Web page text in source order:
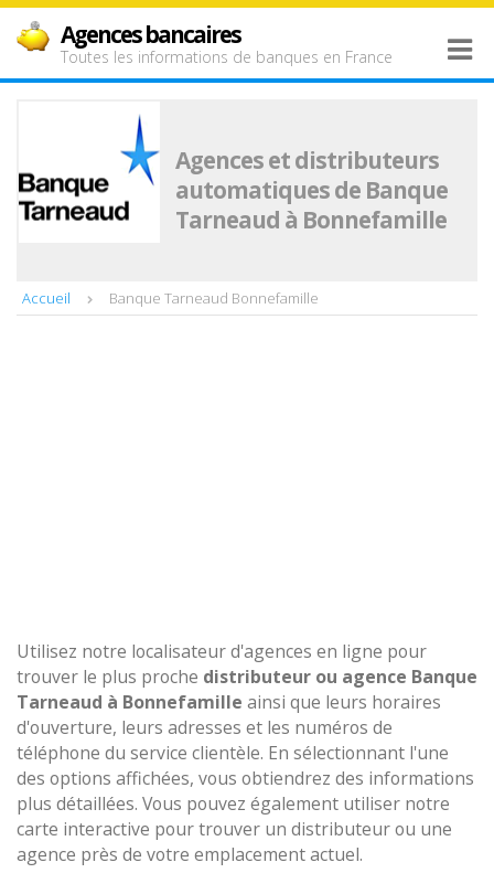
Agences bancaires
Toutes les informations de banques en France
Agences et distributeurs
automatiques de Banque
Tarneaud à Bonnefamille
Accueil Banque Tarneaud Bonnefamille
Utilisez notre localisateur d'agences en ligne pour
trouver le plus proche distributeur ou agence Banque
Tarneaud à Bonnefamille ainsi que leurs horaires
d'ouverture, leurs adresses et les numéros de
téléphone du service clientèle. En sélectionnant l'une
des options affichées, vous obtiendrez des informations
plus détaillées. Vous pouvez également utiliser notre
carte interactive pour trouver un distributeur ou une
agence près de votre emplacement actuel.